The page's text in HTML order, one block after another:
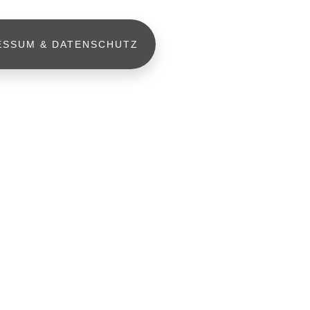
& DATENSCHUTZ